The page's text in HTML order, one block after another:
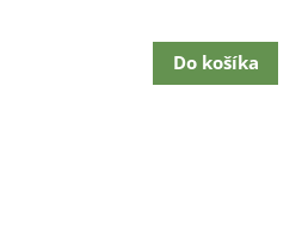
Do košíka